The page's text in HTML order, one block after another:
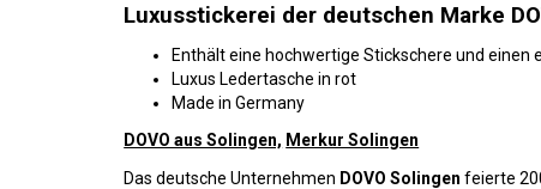
Luxusstickerei der deutschen Marke
Enthält eine hochwertige Stickschere und einen
Luxus Ledertasche in rot
Made in Germany
DOVO aus Solingen, Merkur Solingen
Das deutsche Unternehmen DOVO Solingen feierte